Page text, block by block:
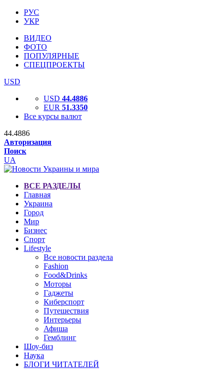
РУС
УКР
ВИДЕО
ФОТО
ПОПУЛЯРНЫЕ
СПЕЦПРОЕКТЫ
USD
USD 44.4886
EUR 51.3350
Все курсы валют
44.4886
Авторизация
Поиск
UA
ВСЕ РАЗДЕЛЫ
Главная
Украина
Город
Мир
Бизнес
Спорт
Lifestyle
Все новости раздела
Fashion
Food&Drinks
Моторы
Гаджеты
Киберспорт
Путешествия
Интерьеры
Афиша
Гемблинг
Шоу-биз
Наука
БЛОГИ ЧИТАТЕЛЕЙ